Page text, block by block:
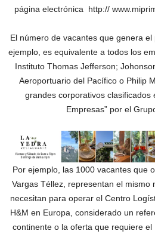
página electrónica http://
El número de vacantes que genera
ejemplo, es equivalente a todos los
Instituto Thomas Jefferson;
Aeroportuario del Pacífico o Philip
grandes corporativos clasificados
Empresas” por el
Por ejemplo, las 1000 vacantes que
Vargas Téllez, representan el mismo
necesitan para operar el Centro
H&M en Europa, considerado un
continente o la oferta que requiere